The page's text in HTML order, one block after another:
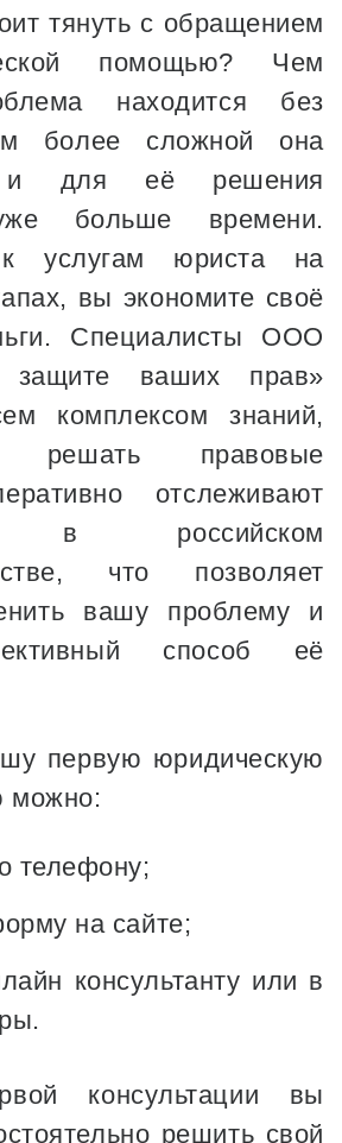
тянуть с обращением
помощью? Чем
находится без
более сложной она
и для её решения
больше времени.
услугам юриста на
вы экономите своё
Специалисты ООО
защите ваших прав»
комплексом знаний,
решать правовые
отслеживают
в российском
что позволяет
вашу проблему и
способ её
первую юридическую
можно:
телефону;
на сайте;
консультанту или в
консультации вы
решить свой